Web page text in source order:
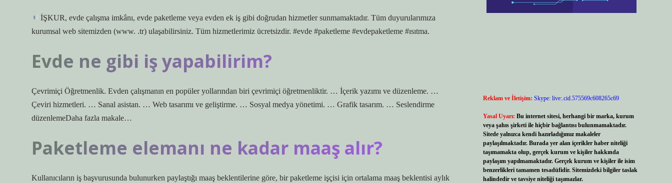
İŞKUR, evde çalışma imkânı, evde paketleme veya evden ek iş gibi doğrudan hizmetler sunmamaktadır. Tüm duyurularımıza
kurumsal web sitemizden (www. .tr) ulaşabilirsiniz. Tüm hizmetlerimiz ücretsizdir. #evde #paketleme #evdepaketleme #ısıtma.
Evde ne gibi iş yapabilirim?
Çevrimiçi Öğretmenlik. Evden çalışmanın en popüler yollarından biri çevrimiçi öğretmenliktir. … İçerik yazımı ve düzenleme. …
Çeviri hizmetleri. … Sanal asistan. … Web tasarımı ve geliştirme. … Sosyal medya yönetimi. … Grafik tasarım. … Seslendirme
düzenlemeDaha fazla makale…
Paketleme elemanı ne kadar maaş alır?
Kullanıcıların iş başvurusunda bulunurken paylaştığı maaş beklentilerine göre, bir paketleme işçisi için ortalama maaş beklentisi aylık
Reklam ve İletişim: Skype: live:.cid.575569c608265c69
Yasal Uyarı: Bu internet sitesi, herhangi bir marka, kurum
veya şahıs şirketi ile hiçbir bağlantısı bulunmamaktadır.
Sitede yalnızca kendi hazırladığımız makaleler
paylaşılmaktadır. Burada yer alan içerikler haber niteliği
taşımamakta olup, gerçek kurum ve kişiler hakkında
paylaşım yapılmamaktadır. Gerçek kurum ve kişiler ile isim
benzerlikleri tamamen tesadüfidir. Sitemizdeki bilgiler taslak
halindedir ve tavsiye niteliği taşımazlar.